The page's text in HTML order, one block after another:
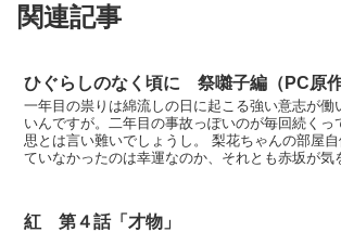
関連記事
ひぐらしのなく頃に 祭囃子編（PC原作
一年目の祟りは綿流しの日に起こる強い意志が働
いんですが。二年目の事故っぽいのが毎回続くっ
思とは言い難いでしょうし。 梨花ちゃんの部屋
ていなかったのは幸運なのか、それとも赤坂が気
紅 第４話「才物」